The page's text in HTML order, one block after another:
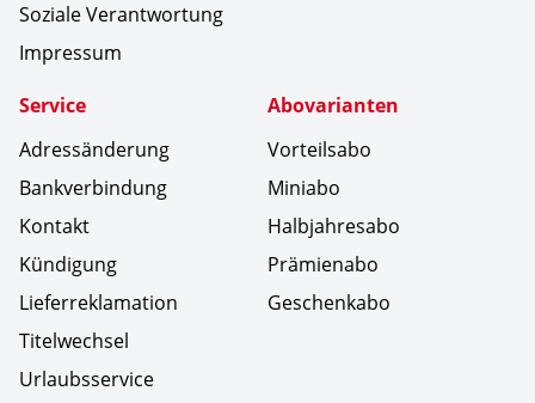
Soziale Verantwortung
Impressum
Service
Adressänderung
Bankverbindung
Kontakt
Kündigung
Lieferreklamation
Titelwechsel
Urlaubsservice
Abovarianten
Vorteilsabo
Miniabo
Halbjahresabo
Prämienabo
Geschenkabo